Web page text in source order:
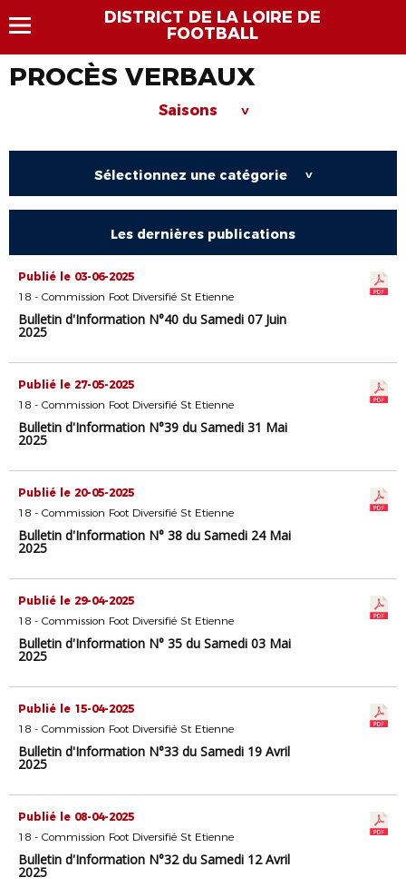
DISTRICT DE LA LOIRE DE
FOOTBALL
PROCÈS VERBAUX
Saisons >
Sélectionnez une catégorie >
Les dernières publications
Publié le 03-06-2025
18 - Commission Foot Diversifié St Etienne
Bulletin d'Information N°40 du Samedi 07 Juin
2025
Publié le 27-05-2025
18 - Commission Foot Diversifié St Etienne
Bulletin d'Information N°39 du Samedi 31 Mai
2025
Publié le 20-05-2025
18 - Commission Foot Diversifié St Etienne
Bulletin d'Information N° 38 du Samedi 24 Mai
2025
Publié le 29-04-2025
18 - Commission Foot Diversifié St Etienne
Bulletin d'Information N° 35 du Samedi 03 Mai
2025
Publié le 15-04-2025
18 - Commission Foot Diversifié St Etienne
Bulletin d'Information N°33 du Samedi 19 Avril
2025
Publié le 08-04-2025
18 - Commission Foot Diversifié St Etienne
Bulletin d'Information N°32 du Samedi 12 Avril
2025